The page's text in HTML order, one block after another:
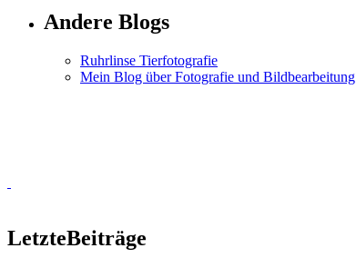
Andere Blogs
Ruhrlinse Tierfotografie
Mein Blog über Fotografie und Bildbearbeitung
LetzteBeiträge